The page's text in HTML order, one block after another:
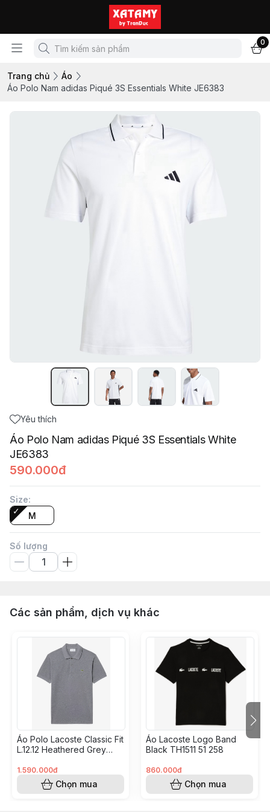
0
Trang chủ
Áo
Áo Polo Nam adidas Piqué 3S Essentials White JE6383
Yêu thích
Áo Polo Nam adidas Piqué 3S Essentials White
JE6383
590.000đ
Size:
M
Số lượng
Các sản phẩm, dịch vụ khác
Áo Polo Lacoste Classic Fit
L.12.12 Heathered Grey
1.590.000đ
Chọn mua
Áo Lacoste Logo Band
Black TH1511 51 258
860.000đ
Chọn mua